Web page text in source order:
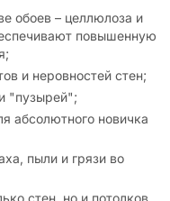
обоев – целлюлоза и
повышенную
и неровностей стен;
"пузырей";
абсолютного новичка
пыли и грязи во
стен, но и потолков,